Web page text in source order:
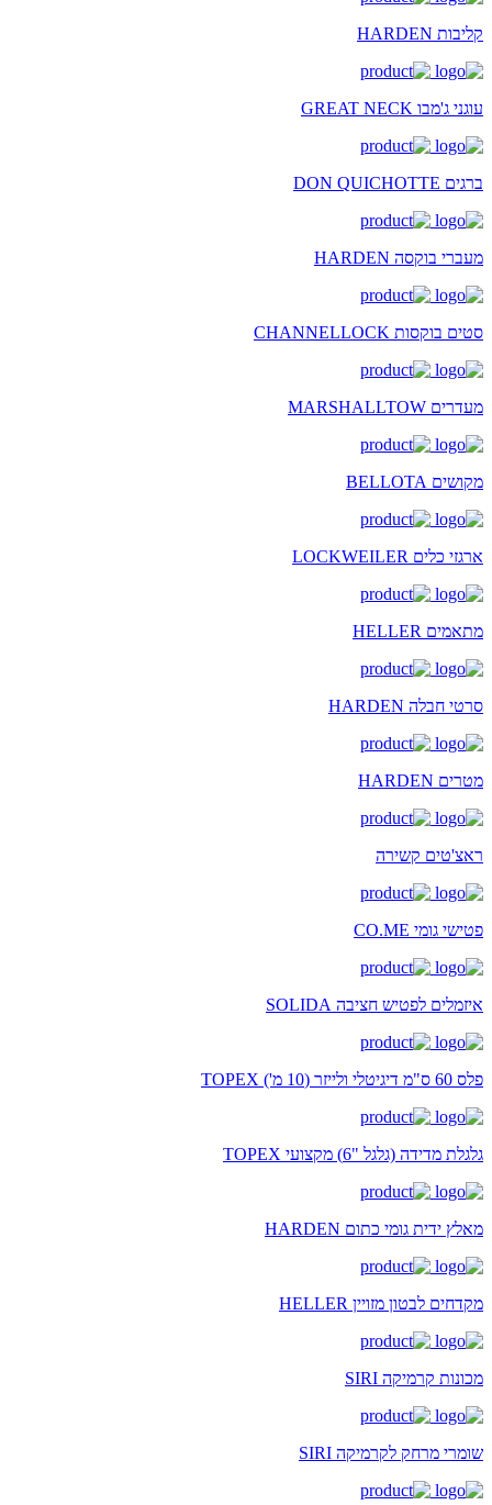
קליבות HARDEN
עוגני ג'מבו GREAT NECK
ברגים DON QUICHOTTE
מעברי בוקסה HARDEN
סטים בוקסות CHANNELLOCK
מעדרים MARSHALLTOW
מקושים BELLOTA
ארגזי כלים LOCKWEILER
מתאמים HELLER
סרטי חבלה HARDEN
מטרים HARDEN
ראצ'טים קשירה
פטישי גומי CO.ME
איזמלים לפטיש חציבה SOLIDA
פלס 60 ס"מ דיגיטלי ולייזר (10 מ') TOPEX
גלגלת מדידה (גלגל "6) מקצועי TOPEX
מאלץ ידית גומי כתום HARDEN
מקדחים לבטון מזויין HELLER
מכונות קרמיקה SIRI
שומרי מרחק לקרמיקה SIRI